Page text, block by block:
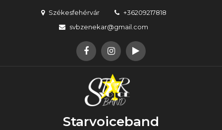
Székesfehérvár
+36209217818
svbzenekar@gmail.com
Starvoiceband